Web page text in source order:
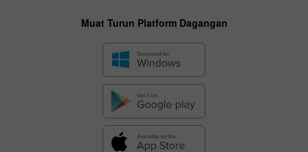
Muat Turun Platform Dagangan